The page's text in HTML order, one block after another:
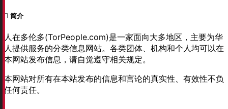
简介
人在多伦多(TorPeople.com)是一家面向大多地区，主要为华
人提供服务的分类信息网站。各类团体、机构和个人均可以在
本网站发布信息，请自觉遵守相关规定。
本网站对所有在本站发布的信息和言论的真实性、有效性不负
任何责任。